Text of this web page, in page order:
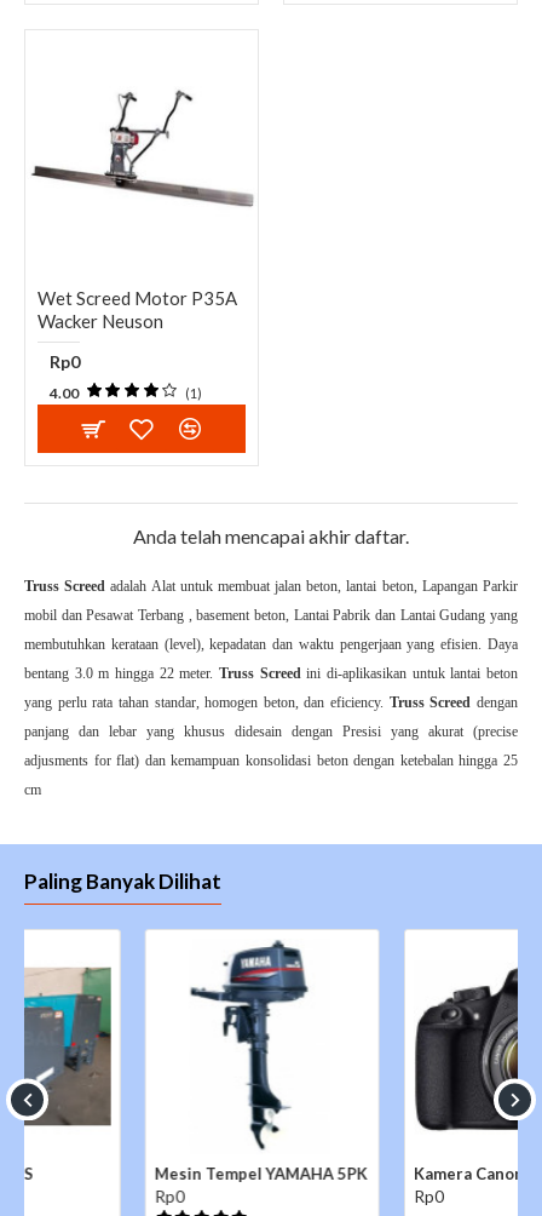
Wet Screed Motor P35A
Wacker Neuson
Rp0
4.00 (1)
Anda telah mencapai akhir daftar.
Truss Screed adalah Alat untuk membuat jalan beton, lantai beton, Lapangan Parkir
mobil dan Pesawat Terbang , basement beton, Lantai Pabrik dan Lantai Gudang yang
membutuhkan kerataan (level), kepadatan dan waktu pengerjaan yang efisien. Daya
bentang 3.0 m hingga 22 meter. Truss Screedini di-aplikasikan untuk lantai beton
yang perlu rata tahan standar, homogen beton, dan eficiency. Truss Screed dengan
panjang dan lebar yang khusus didesain dengan Presisi yang akurat (precise
adjusments for flat) dan kemampuan konsolidasi beton dengan ketebalan hingga 25
cm
Paling Banyak Dilihat
Mesin Tempel YAMAHA 5PK Kamera Canon EOS 1200D